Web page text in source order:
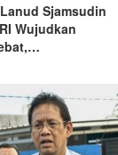
Sjamsudin
Wujudkan